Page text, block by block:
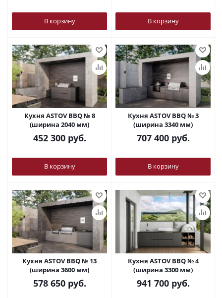
В корзину В корзину
Кухня ASTOV BBQ № 8
(ширина 2040 мм)
452 300руб.
В корзину
Кухня ASTOV BBQ № 3
(ширина 3340 мм)
707 400руб.
В корзину
Кухня ASTOV BBQ № 13
(ширина 3600 мм)
578 650руб.
Кухня ASTOV BBQ № 4
(ширина 3300 мм)
941 700руб.